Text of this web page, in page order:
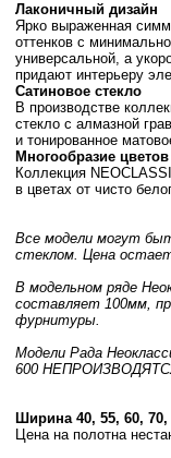
Лаконичный дизайн
Ярко выраженная
оттенков с
универсальной, а
придают интерьеру
Сатиновое стекло
В производстве
стекло с алмазной
и тонированное
Многообразие цветов
Коллекция
в цветах от чисто
Все модели могут
стеклом. Цена
В модельном ряде
составляет 100мм,
фурнитуры.
Модели Рада
600
Ширина 40, 55, 60, 70,
Цена на полотна